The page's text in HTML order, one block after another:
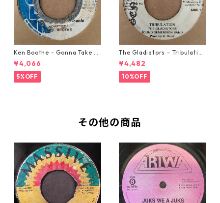
Ken Boothe - Gonna Take A
Miracle【7-21362】
¥4,066
5%OFF
The Gladiators - Tribulation
【7-21365】
¥4,482
10%OFF
その他の商品